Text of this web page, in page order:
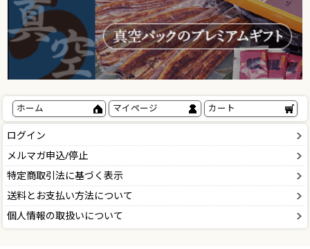
ホーム マイページ カート
ログイン
メルマガ申込/停止
特定商取引法に基づく表示
送料とお支払い方法について
個人情報の取扱いについて